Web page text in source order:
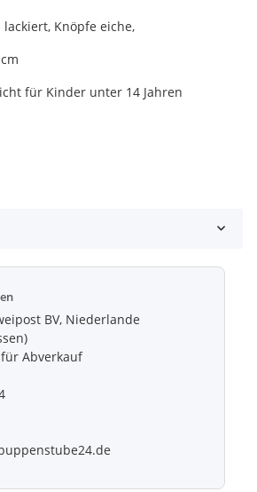
Knöpfe eiche,
für Kinder unter 14 Jahren
BV, Niederlande
Abverkauf